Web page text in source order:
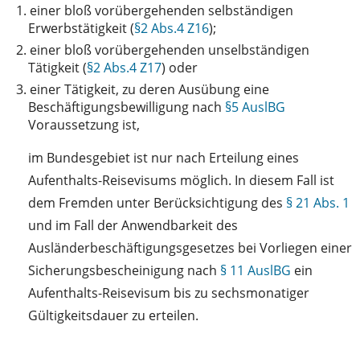
1. einer bloß vorübergehenden selbständigen
Erwerbstätigkeit (§2 Abs.4 Z16);
2. einer bloß vorübergehenden unselbständigen
Tätigkeit (§2 Abs.4 Z17) oder
3. einer Tätigkeit, zu deren Ausübung eine
Beschäftigungsbewilligung nach §5 AuslBG
Voraussetzung ist,
im Bundesgebiet ist nur nach Erteilung eines
Aufenthalts-Reisevisums möglich. In diesem Fall ist
dem Fremden unter Berücksichtigung des § 21 Abs. 1
und im Fall der Anwendbarkeit des
Ausländerbeschäftigungsgesetzes bei Vorliegen einer
Sicherungsbescheinigung nach § 11 AuslBG ein
Aufenthalts-Reisevisum bis zu sechsmonatiger
Gültigkeitsdauer zu erteilen.